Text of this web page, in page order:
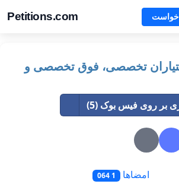
Petitions.com
تخصصی، فوق تخصصی و
بر روی فیس بوک (5)
امضاها 1 064